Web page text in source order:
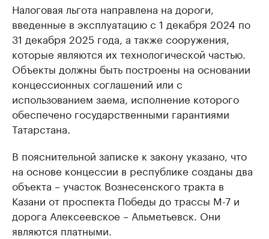
Налоговая льгота направлена на дороги,
введенные в эксплуатацию с 1 декабря 2024 по
31 декабря 2025 года, а также сооружения,
которые являются их технологической частью.
Объекты должны быть построены на основании
концессионных соглашений или с
использованием заема, исполнение которого
обеспечено государственными гарантиями
Татарстана.
В пояснительной записке к закону указано, что
на основе концессии в республике созданы два
объекта – участок Вознесенского тракта в
Казани от проспекта Победы до трассы М-7 и
дорога Алексеевское – Альметьевск. Они
являются платными.